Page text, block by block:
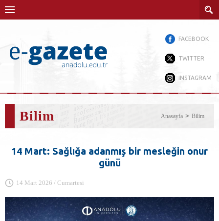
FACEBOOK
TWITTER
INSTAGRAM
Bilim Anasayfa Bilim
14 Mart: Sağlığa adanmış bir mesleğin onur
günü
14 Mart 2026 / Cumartesi